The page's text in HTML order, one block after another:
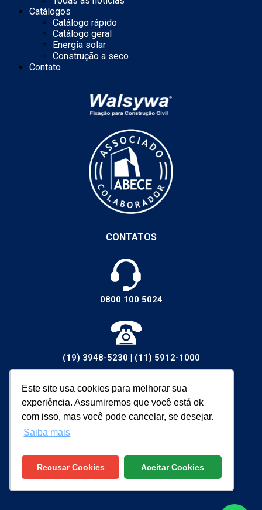
Este site usa cookies para melhorar sua
experiência. Assumiremos que você está ok
com isso, mas você pode cancelar, se desejar.
Saiba mais
Recusar Cookies Aceitar Cookies
Catálogos
Catálogo rápido
Catálogo geral
Energia solar
Construção a seco
Contato
CONTATOS
0800 100 5024
(19) 3948-5230 | (11) 5912-1000
vendas@walsywa.com.br